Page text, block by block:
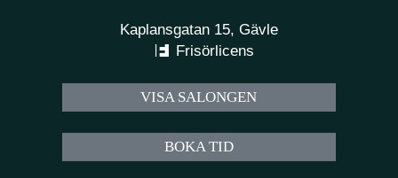
Kaplansgatan 15, Gävle
Frisörlicens
VISA SALONGEN
BOKA TID